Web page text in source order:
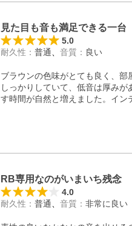
見た目も音も満足できる一台
5.0
耐久性 ： 普通 音質 ： 良い
ブラウンの色味がとても良く、
しっかりしていて、低音は厚み
す時間が自然と増えました。イン
RB専用なのがいまいち残念
4.0
耐久性 ： 普通 音質 ： 非常に良い